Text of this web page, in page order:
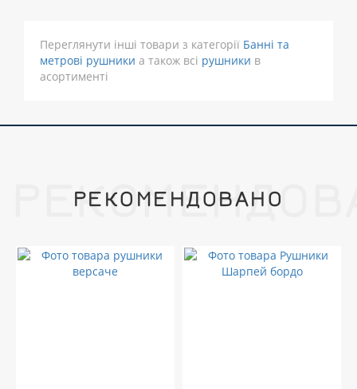
Переглянути інші товари з категорії Банні та
метрові рушники а також всі рушники в
асортименті
РЕКОМЕНДОВАНО